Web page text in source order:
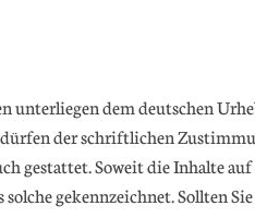
unterliegen dem deutschen
der schriftlichen
gestattet. Soweit die Inhalte
gekennzeichnet. Sollten